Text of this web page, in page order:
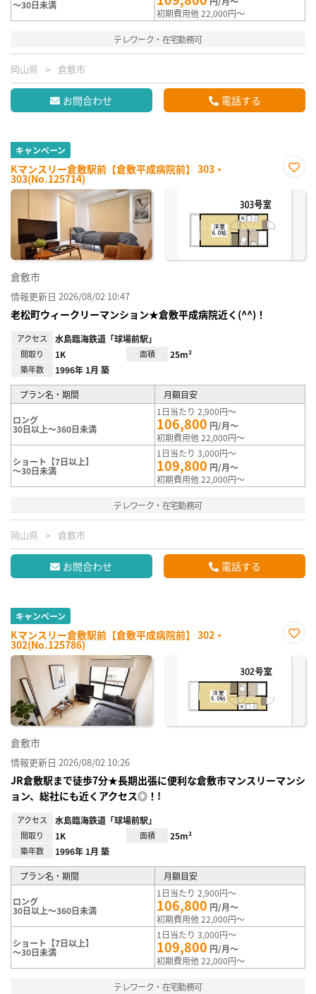
～30日未満
初期費用他 22,000円～
テレワーク・在宅勤務可
岡山県 倉敷市
お問合わせ 電話する
キャンペーン
Kマンスリー倉敷駅前【倉敷平成病院前】 303・
303(No.125714)
に入
倉敷市
情報更新日 2026/08/02 10:47
老松町ウィークリーマンション★倉敷平成病院近く(^^)！
アクセス 水島臨海鉄道「球場前駅」
間取り 1K 面積 25m²
築年数 1996年 1月 築
プラン名・期間 月額目安
ロング
30日以上～360日未満
1日当たり 2,900円～
106,800 円/月～
初期費用他 22,000円～
ショート【7日以上】
～30日未満
1日当たり 3,000円～
109,800 円/月～
初期費用他 22,000円～
テレワーク・在宅勤務可
岡山県 倉敷市
お問合わせ 電話する
キャンペーン
Kマンスリー倉敷駅前【倉敷平成病院前】 302・
302(No.125786)
に入
倉敷市
情報更新日 2026/08/02 10:26
JR倉敷駅まで徒歩7分★長期出張に便利な倉敷市マンスリーマンシ
ョン、総社にも近くアクセス◎！!
アクセス 水島臨海鉄道「球場前駅」
間取り 1K 面積 25m²
築年数 1996年 1月 築
プラン名・期間 月額目安
ロング
30日以上～360日未満
1日当たり 2,900円～
106,800 円/月～
初期費用他 22,000円～
ショート【7日以上】
～30日未満
1日当たり 3,000円～
109,800 円/月～
初期費用他 22,000円～
テレワーク・在宅勤務可